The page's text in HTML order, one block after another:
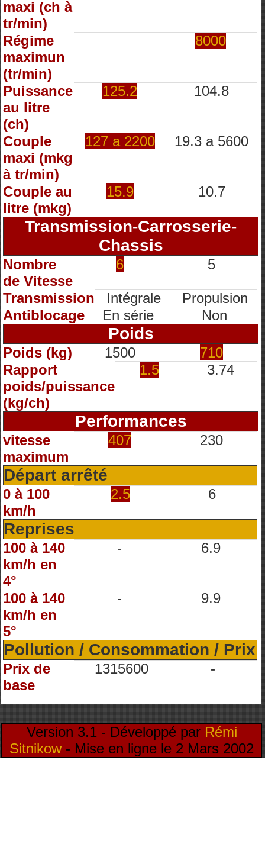
maxi (ch à
tr/min)
Régime
maximun
(tr/min)
8000
Puissance
au litre
(ch)
125.2 104.8
Couple
maxi (mkg
à tr/min)
127 a 2200 19.3 a 5600
Couple au
litre (mkg)
15.9 10.7
Transmission-Carrosserie-
Chassis
Nombre
de Vitesse
6 5
Transmission Intégrale
Propulsion
Antiblocage
En série Non
Poids
Poids (kg) 1500
710
Rapport
poids/puissance
(kg/ch)
1.5 3.74
Performances
vitesse
maximum
407 230
Départ arrêté
0 à 100
km/h
2.5 6
Reprises
100 à 140
km/h en
4°
- 6.9
100 à 140
km/h en
5°
- 9.9
Pollution / Consommation / Prix
Prix de
base
1315600 -
Version 3.1 - Développé par Rémi
Sitnikow- Mise en ligne le 2 Mars 2002